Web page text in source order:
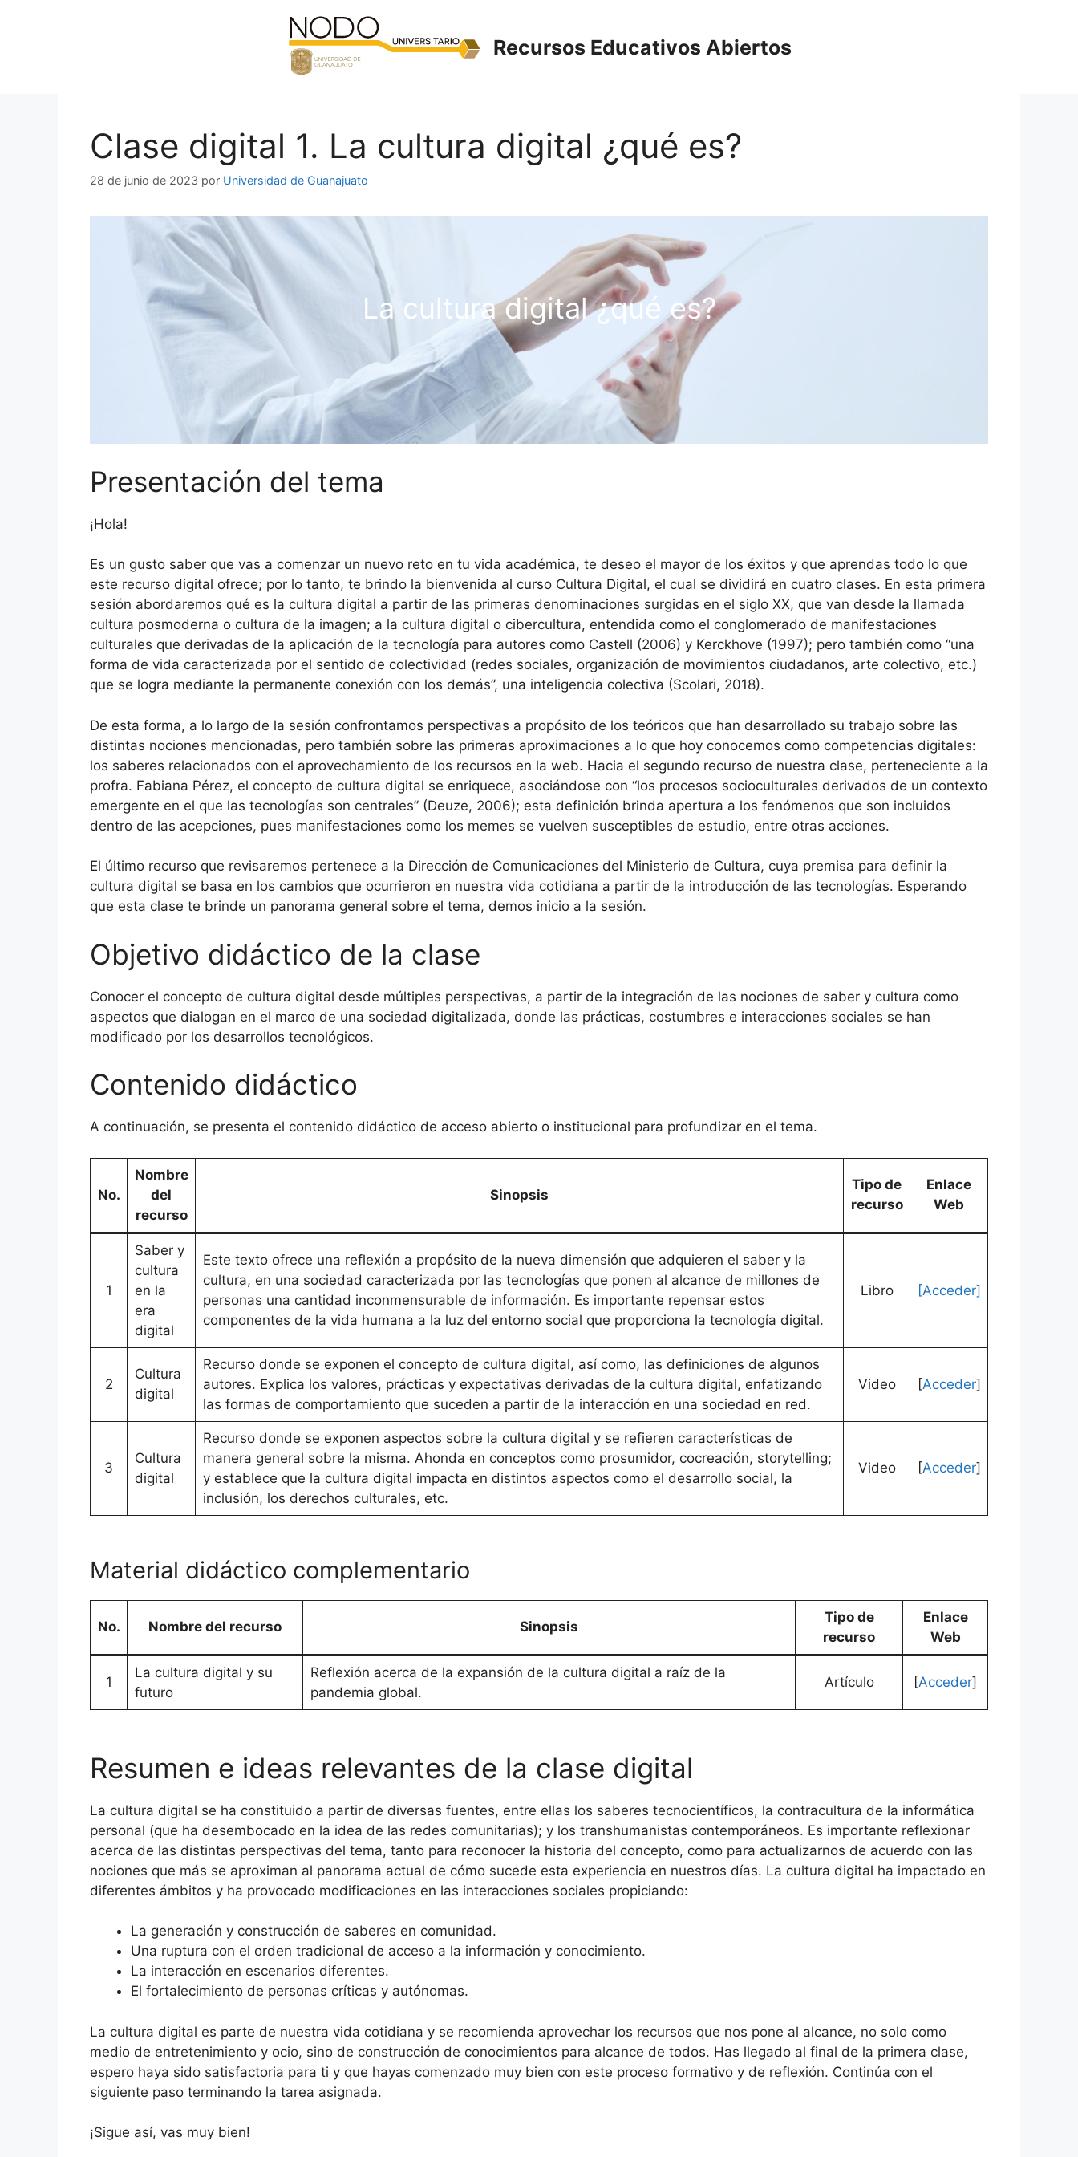
Recursos Educativos Abiertos
Clase digital 1. La cultura digital ¿qué es?
28 de junio de 2023 por Universidad de Guanajuato
La cultura digital ¿qué es?
Presentación del tema
¡Hola!
Es un gusto saber que vas a comenzar un nuevo reto en tu vida académica, te deseo el mayor de los éxitos y que aprendas todo lo que
este recurso digital ofrece; por lo tanto, te brindo la bienvenida al curso Cultura Digital, el cual se dividirá en cuatro clases. En esta primera
sesión abordaremos qué es la cultura digital a partir de las primeras denominaciones surgidas en el siglo XX, que van desde la llamada
cultura posmoderna o cultura de la imagen; a la cultura digital o cibercultura, entendida como el conglomerado de manifestaciones
culturales que derivadas de la aplicación de la tecnología para autores como Castell (2006) y Kerckhove (1997); pero también como “una
forma de vida caracterizada por el sentido de colectividad (redes sociales, organización de movimientos ciudadanos, arte colectivo, etc.)
que se logra mediante la permanente conexión con los demás”, una inteligencia colectiva (Scolari, 2018).
De esta forma, a lo largo de la sesión confrontamos perspectivas a propósito de los teóricos que han desarrollado su trabajo sobre las
distintas nociones mencionadas, pero también sobre las primeras aproximaciones a lo que hoy conocemos como competencias digitales:
los saberes relacionados con el aprovechamiento de los recursos en la web. Hacia el segundo recurso de nuestra clase, perteneciente a la
profra. Fabiana Pérez, el concepto de cultura digital se enriquece, asociándose con “los procesos socioculturales derivados de un contexto
emergente en el que las tecnologías son centrales” (Deuze, 2006); esta definición brinda apertura a los fenómenos que son incluidos
dentro de las acepciones, pues manifestaciones como los memes se vuelven susceptibles de estudio, entre otras acciones.
El último recurso que revisaremos pertenece a la Dirección de Comunicaciones del Ministerio de Cultura, cuya premisa para definir la
cultura digital se basa en los cambios que ocurrieron en nuestra vida cotidiana a partir de la introducción de las tecnologías. Esperando
que esta clase te brinde un panorama general sobre el tema, demos inicio a la sesión.
Objetivo didáctico de la clase
Conocer el concepto de cultura digital desde múltiples perspectivas, a partir de la integración de las nociones de saber y cultura como
aspectos que dialogan en el marco de una sociedad digitalizada, donde las prácticas, costumbres e interacciones sociales se han
modificado por los desarrollos tecnológicos.
Contenido didáctico
A continuación, se presenta el contenido didáctico de acceso abierto o institucional para profundizar en el tema.
No.
Nombre
del
recurso
Sinopsis
Tipo de
recurso
Enlace
Web
1
Saber y
cultura
en la
era
digital
Este texto ofrece una reflexión a propósito de la nueva dimensión que adquieren el saber y la
cultura, en una sociedad caracterizada por las tecnologías que ponen al alcance de millones de
personas una cantidad inconmensurable de información. Es importante repensar estos
componentes de la vida humana a la luz del entorno social que proporciona la tecnología digital.
Libro [Acceder]
2
Cultura
digital
Recurso donde se exponen el concepto de cultura digital, así como, las definiciones de algunos
autores. Explica los valores, prácticas y expectativas derivadas de la cultura digital, enfatizando
las formas de comportamiento que suceden a partir de la interacción en una sociedad en red.
Video [Acceder]
3
Cultura
digital
Recurso donde se exponen aspectos sobre la cultura digital y se refieren características de
manera general sobre la misma. Ahonda en conceptos como prosumidor, cocreación, storytelling;
y establece que la cultura digital impacta en distintos aspectos como el desarrollo social, la
inclusión, los derechos culturales, etc.
Video [Acceder]
Material didáctico complementario
No. Nombre del recurso Sinopsis
Tipo de
recurso
Enlace
Web
1
La cultura digital y su
futuro
Reflexión acerca de la expansión de la cultura digital a raíz de la
pandemia global.
Artículo [Acceder]
Resumen e ideas relevantes de la clase digital
La cultura digital se ha constituido a partir de diversas fuentes, entre ellas los saberes tecnocientíficos, la contracultura de la informática
personal (que ha desembocado en la idea de las redes comunitarias); y los transhumanistas contemporáneos. Es importante reflexionar
acerca de las distintas perspectivas del tema, tanto para reconocer la historia del concepto, como para actualizarnos de acuerdo con las
nociones que más se aproximan al panorama actual de cómo sucede esta experiencia en nuestros días. La cultura digital ha impactado en
diferentes ámbitos y ha provocado modificaciones en las interacciones sociales propiciando:
La generación y construcción de saberes en comunidad.
Una ruptura con el orden tradicional de acceso a la información y conocimiento.
La interacción en escenarios diferentes.
El fortalecimiento de personas críticas y autónomas.
La cultura digital es parte de nuestra vida cotidiana y se recomienda aprovechar los recursos que nos pone al alcance, no solo como
medio de entretenimiento y ocio, sino de construcción de conocimientos para alcance de todos. Has llegado al final de la primera clase,
espero haya sido satisfactoria para ti y que hayas comenzado muy bien con este proceso formativo y de reflexión. Continúa con el
siguiente paso terminando la tarea asignada.
¡Sigue así, vas muy bien!